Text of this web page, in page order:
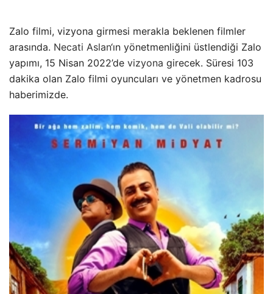
Zalo filmi, vizyona girmesi merakla beklenen filmler
arasında. Necati Aslan‘ın yönetmenliğini üstlendiği Zalo
yapımı, 15 Nisan 2022’de vizyona girecek. Süresi 103
dakika olan Zalo filmi oyuncuları ve yönetmen kadrosu
haberimizde.